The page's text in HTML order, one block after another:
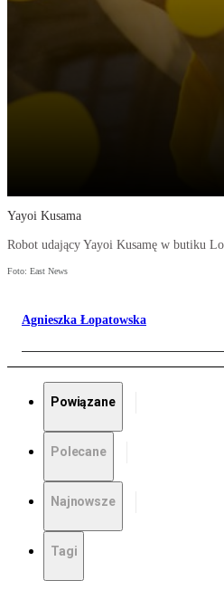
Yayoi Kusama
Robot udający Yayoi Kusamę w butiku
Foto: East News
Agnieszka Łopatowska
Powiązane
Polecane
Najnowsze
Tagi